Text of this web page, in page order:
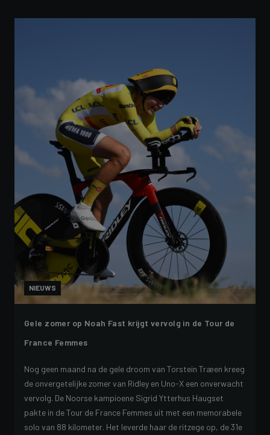
NIEUWS
Gele zomer op Noah Fast krijgt vervolg in de Tour de
France Femmes
Nog geen maand na de gele droom van Torstein Træen kreeg
de onvergetelijke zomer van Ridley en Uno-X een onverwacht
vervolg. De Noorse kampioene Sigrid Ytterhus Haugset
pakte in de Tour de France Femmes uit met een memorabele
solo van 88 kilometer. Het leverde haar de ritzege op, de 31e